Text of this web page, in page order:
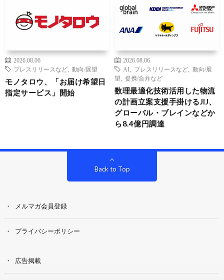
2026.08.06
プレスリリースなど
動向/展望
モノタロウ、「お届け希望日
指定サービス」開始
2026.08.06
AI
プレスリリースなど
動向/展
望
提携/合弁など
数理最適化技術活用した物流
の計画立案支援手掛けるJIJ、
グローバル・ブレインなどか
ら8.4億円調達
Back to Top
メルマガ会員登録
プライバシーポリシー
広告掲載